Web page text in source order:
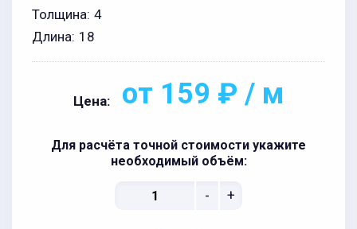
Толщина: 4
Длина: 18
Цена: от 159 ₽ / м
Для расчёта точной стоимости укажите
необходимый объём:
- +